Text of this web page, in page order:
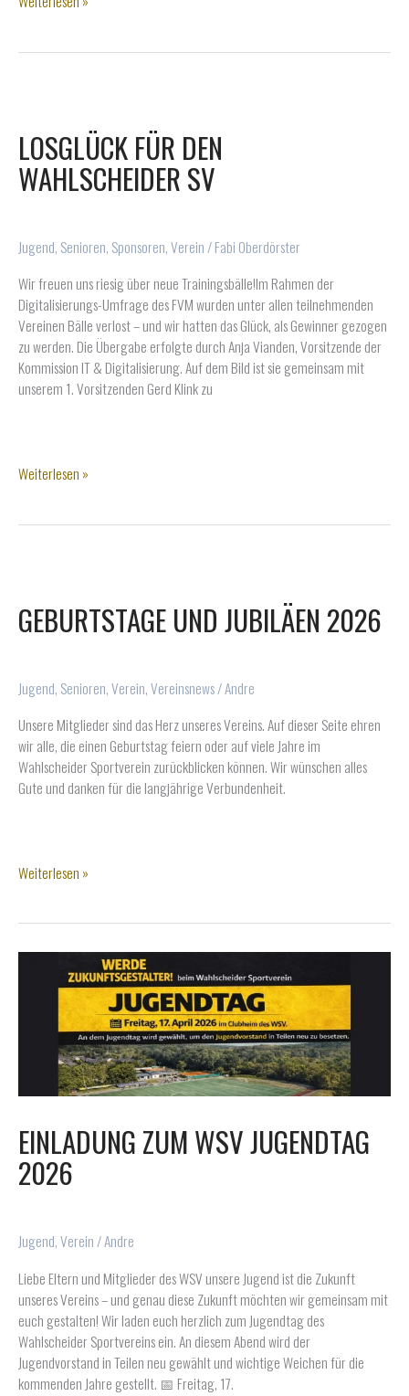
Sei
dabei!
🔥
LOSGLÜCK FÜR DEN
WAHLSCHEIDER SV
Jugend, Senioren, Sponsoren,Verein /Fabi Oberdörster
Wir freuen uns riesig über neue Trainingsbälle!Im Rahmen der
Digitalisierungs-Umfrage des FVM wurden unter allen teilnehmenden
Vereinen Bälle verlost – und wir hatten das Glück, als Gewinner gezogen
zu werden. Die Übergabe erfolgte durch Anja Vianden, Vorsitzende der
Kommission IT & Digitalisierung. Auf dem Bild ist sie gemeinsam mit
unserem 1. Vorsitzenden Gerd Klink zu
Losglück
Weiterlesen »
GEBURTSTAGE UND JUBILÄEN 2026
Jugend, Senioren,Verein,Vereinsnews/Andre
Unsere Mitglieder sind das Herz unseres Vereins. Auf dieser Seite ehren
wir alle, die einen Geburtstag feiern oder auf viele Jahre im
Wahlscheider Sportverein zurückblicken können. Wir wünschen alles
Gute und danken für die langjährige Verbundenheit.
Geburtstage
Weiterlesen »
EINLADUNG ZUM WSV JUGENDTAG
2026
Jugend,Verein /Andre
Liebe Eltern und Mitglieder des WSV unsere Jugend ist die Zukunft
unseres Vereins – und genau diese Zukunft möchten wir gemeinsam mit
euch gestalten! Wir laden euch herzlich zum Jugendtag des
Wahlscheider Sportvereins ein. An diesem Abend wird der
Jugendvorstand in Teilen neu gewählt und wichtige Weichen für die
kommenden Jahre gestellt. 📅 Freitag, 17.